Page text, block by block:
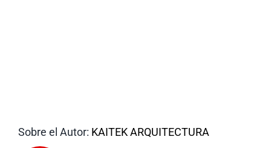
Sobre el Autor: KAITEK ARQUITECTURA